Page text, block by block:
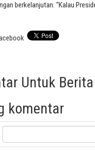
berkelanjutan. “Kalau
Untuk
komentar